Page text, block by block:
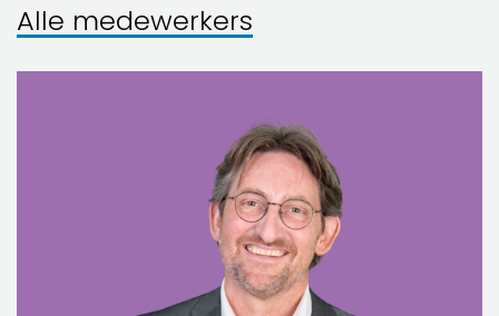
Alle medewerkers